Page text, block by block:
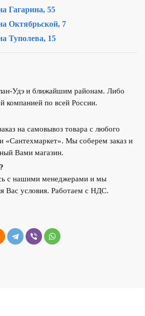
Гагарина, 55
Октябрьской, 7
Туполева, 15
Удэ и ближайшим районам. Либо
компанией по всей России.
на самовывоз товара с любого
«Сантехмаркет». Мы соберем заказ и
Вами магазин.
с нашими менеджерами и мы
Вас условия. Работаем с НДС.